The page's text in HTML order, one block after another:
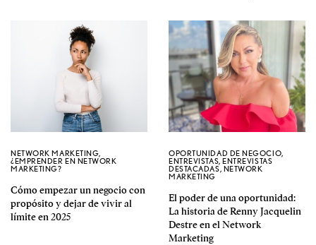
NETWORK MARKETING,
¿EMPRENDER EN NETWORK
MARKETING?
Cómo empezar un negocio con
propósito y dejar de vivir al
límite en 2025
OPORTUNIDAD DE NEGOCIO,
ENTREVISTAS,ENTREVISTAS
DESTACADAS, NETWORK
MARKETING
El poder de una oportunidad:
La historia de Renny Jacquelin
Destre en el Network
Marketing